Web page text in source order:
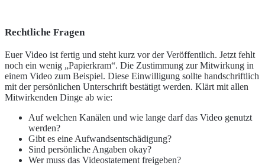
Rechtliche Fragen
Euer Video ist fertig und steht kurz vor der Veröffentlich. Jetzt fehlt
noch ein wenig „Papierkram“. Die Zustimmung zur Mitwirkung in
einem Video zum Beispiel. Diese Einwilligung sollte handschriftlich
mit der persönlichen Unterschrift bestätigt werden. Klärt mit allen
Mitwirkenden Dinge ab wie:
Auf welchen Kanälen und wie lange darf das Video genutzt
werden?
Gibt es eine Aufwandsentschädigung?
Sind persönliche Angaben okay?
Wer muss das Videostatement freigeben?